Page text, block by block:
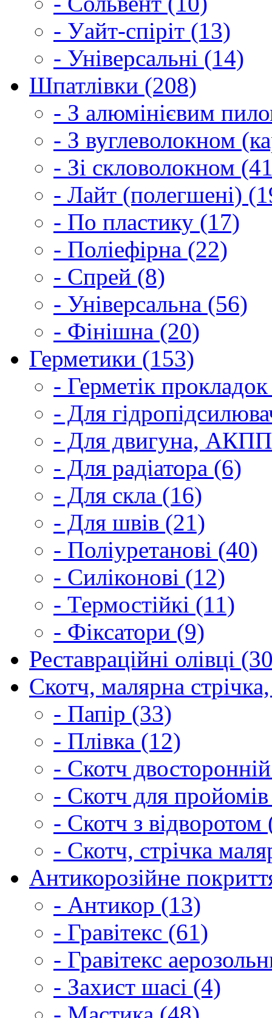
- Уайт-спіріт (13)
- Універсальні (14)
Шпатлівки (208)
- З алюмінієвим
- З вуглеволокном
- Зі скловолокном
- Лайт (полегшені)
- По пластику (17)
- Поліефірна (22)
- Спрей (8)
- Універсальна (56)
- Фінішна (20)
Герметики (153)
- Герметік
- Для
- Для двигуна,
- Для радіатора (6)
- Для скла (16)
- Для швів (21)
- Поліуретанові (40)
- Силіконові (12)
- Термостійкі (11)
- Фіксатори (9)
Реставраційні олівці
Скотч, малярна
- Папір (33)
- Плівка (12)
- Скотч
- Скотч для
- Скотч з відворотом
- Скотч, стрічка
Антикорозійне
- Антикор (13)
- Гравітекс (61)
- Гравітекс
- Захист шасі (4)